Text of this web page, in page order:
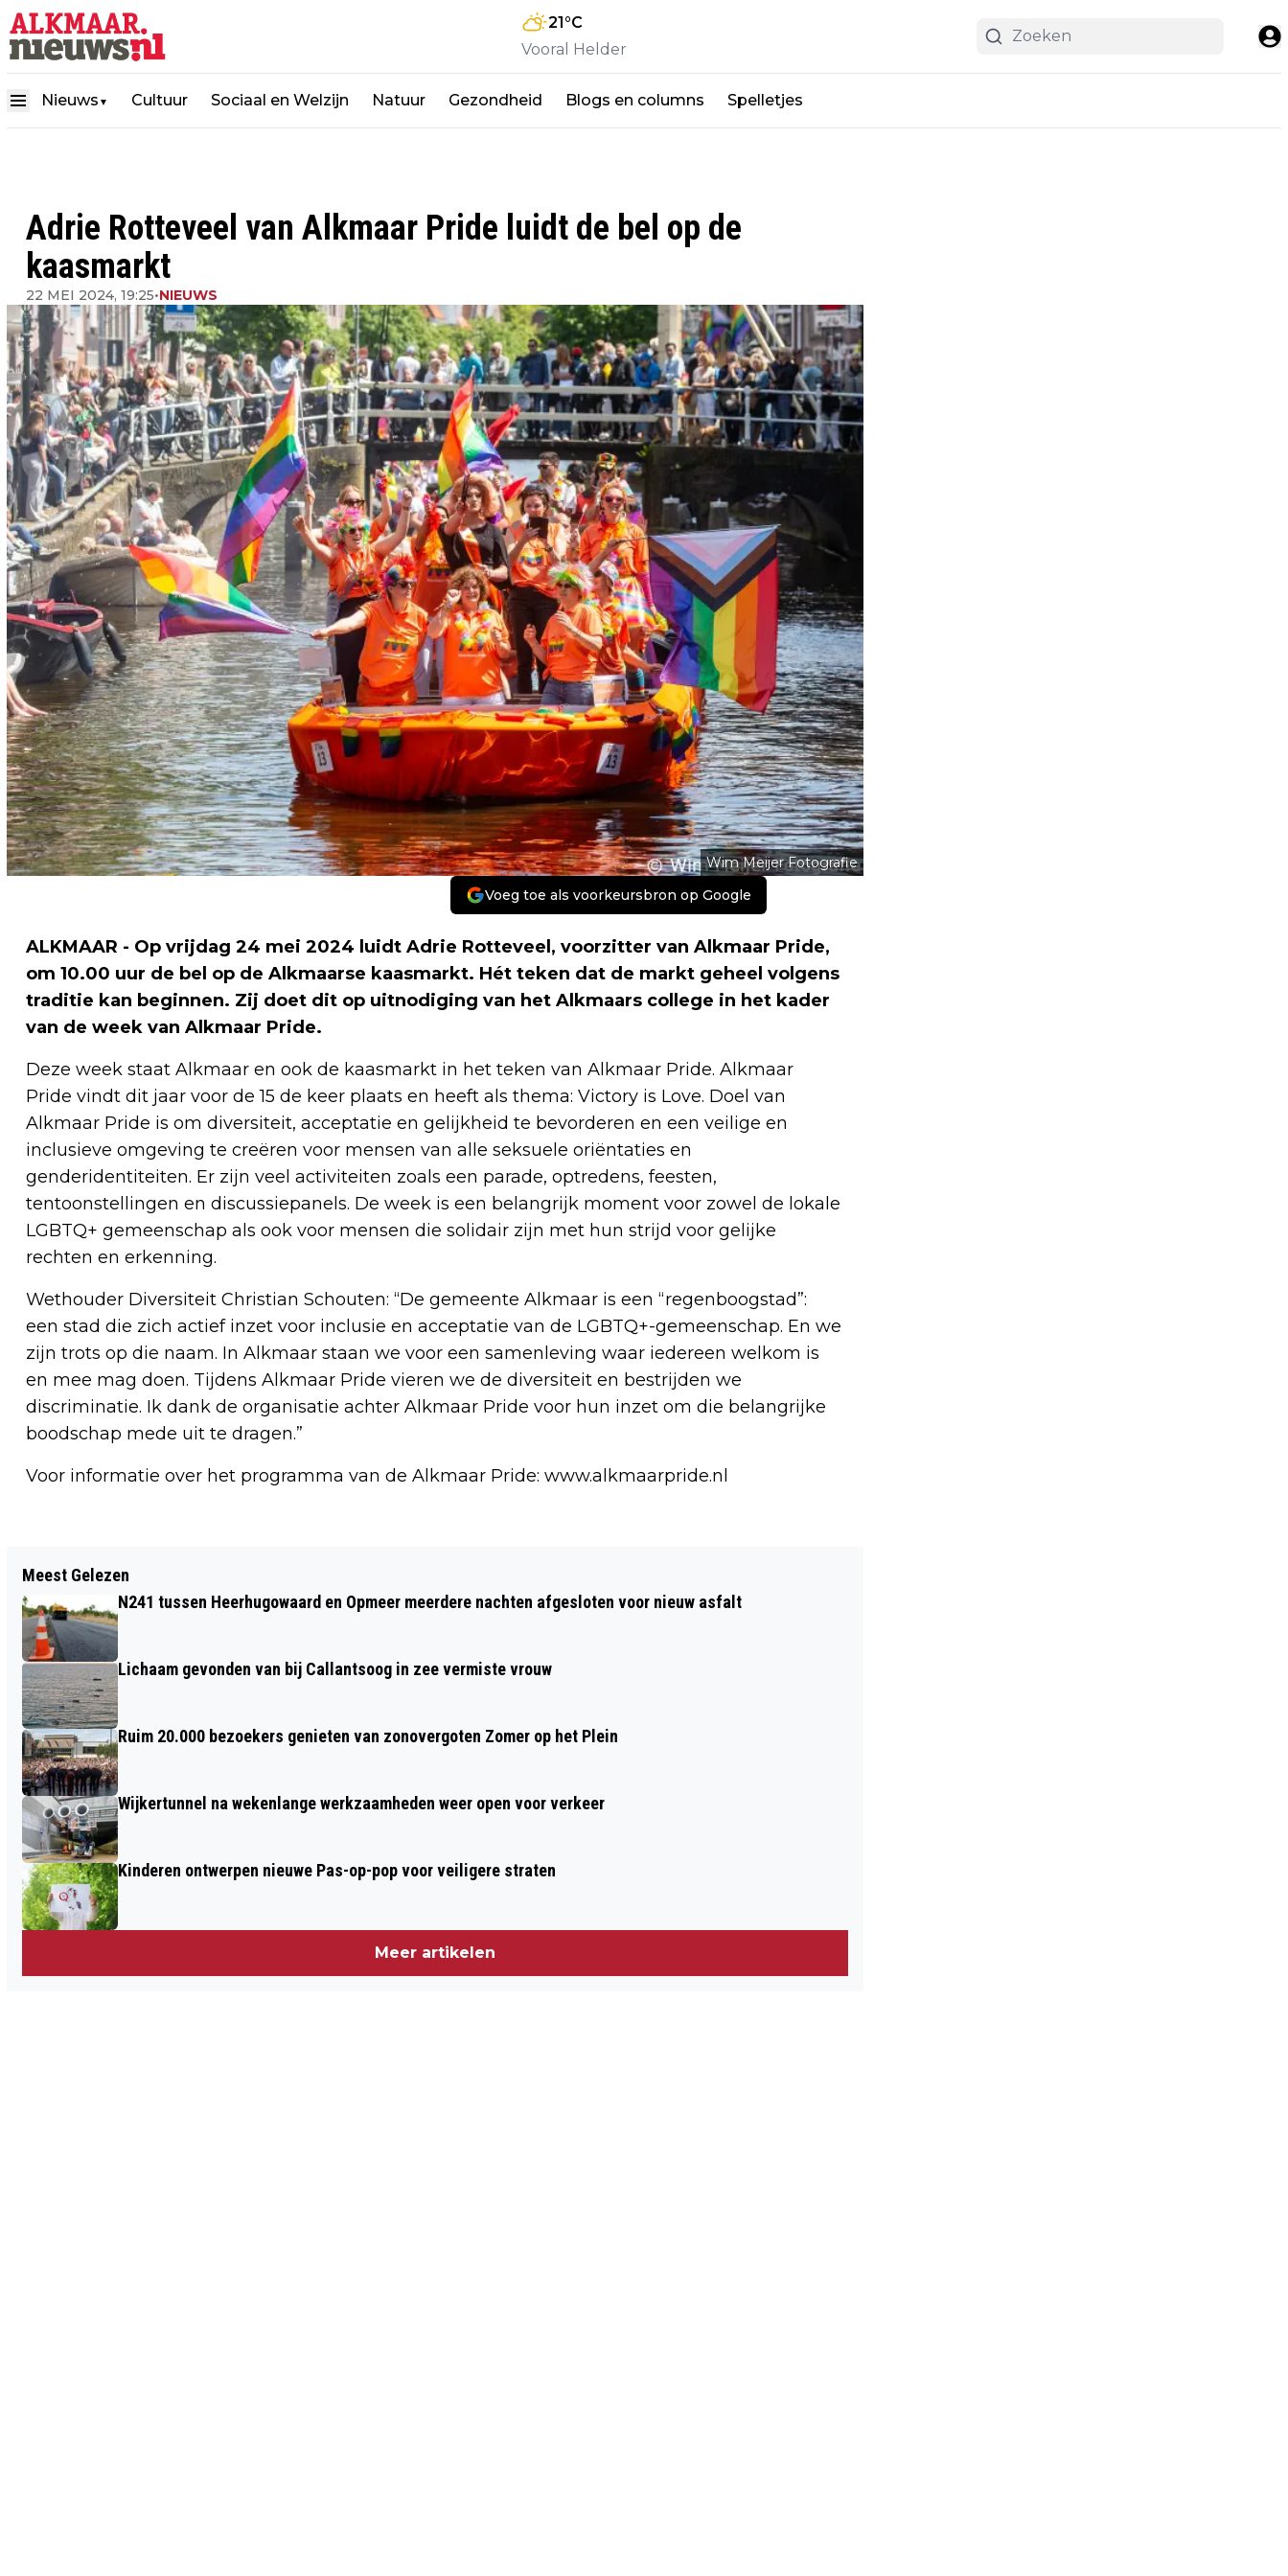
21°C
Vooral Helder
Nieuws ▼ Cultuur Sociaal en Welzijn Natuur Gezondheid Blogs en columns Spelletjes
Adrie Rotteveel van Alkmaar Pride luidt de bel op de
kaasmarkt
22 MEI 2024, 19:25•NIEUWS
Wim Meijer Fotografie
Voeg toe als voorkeursbron op Google
ALKMAAR - Op vrijdag 24 mei 2024 luidt Adrie Rotteveel, voorzitter van Alkmaar Pride,
om 10.00 uur de bel op de Alkmaarse kaasmarkt. Hét teken dat de markt geheel volgens
traditie kan beginnen. Zij doet dit op uitnodiging van het Alkmaars college in het kader
van de week van Alkmaar Pride.
Deze week staat Alkmaar en ook de kaasmarkt in het teken van Alkmaar Pride. Alkmaar
Pride vindt dit jaar voor de 15 de keer plaats en heeft als thema: Victory is Love. Doel van
Alkmaar Pride is om diversiteit, acceptatie en gelijkheid te bevorderen en een veilige en
inclusieve omgeving te creëren voor mensen van alle seksuele oriëntaties en
genderidentiteiten. Er zijn veel activiteiten zoals een parade, optredens, feesten,
tentoonstellingen en discussiepanels. De week is een belangrijk moment voor zowel de lokale
LGBTQ+ gemeenschap als ook voor mensen die solidair zijn met hun strijd voor gelijke
rechten en erkenning.
Wethouder Diversiteit Christian Schouten: “De gemeente Alkmaar is een “regenboogstad”:
een stad die zich actief inzet voor inclusie en acceptatie van de LGBTQ+-gemeenschap. En we
zijn trots op die naam. In Alkmaar staan we voor een samenleving waar iedereen welkom is
en mee mag doen. Tijdens Alkmaar Pride vieren we de diversiteit en bestrijden we
discriminatie. Ik dank de organisatie achter Alkmaar Pride voor hun inzet om die belangrijke
boodschap mede uit te dragen.”
Voor informatie over het programma van de Alkmaar Pride: www.alkmaarpride.nl
WISSELING CHAUFFEUR BIJ ONGEVAL;
POLITIE TRAPT ER NIET IN
BELLYSISTERS
Meest Gelezen
N241 tussen Heerhugowaard en Opmeer meerdere nachten afgesloten voor nieuw asfalt
Lichaam gevonden van bij Callantsoog in zee vermiste vrouw
Ruim 20.000 bezoekers genieten van zonovergoten Zomer op het Plein
Wijkertunnel na wekenlange werkzaamheden weer open voor verkeer
Kinderen ontwerpen nieuwe Pas-op-pop voor veiligere straten
Meer artikelen